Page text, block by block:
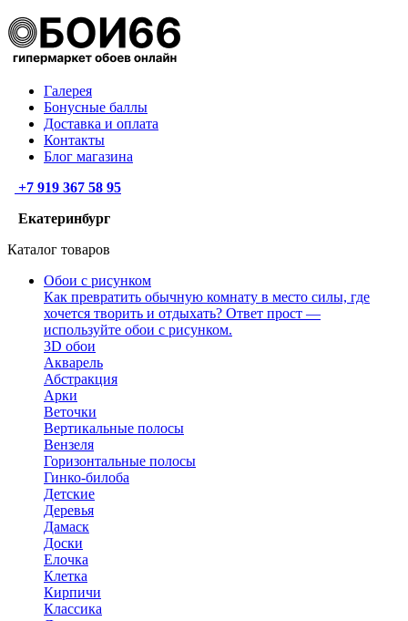
Галерея
Бонусные баллы
Доставка и оплата
Контакты
Блог магазина
+7 919 367 58 95
Екатеринбург
Каталог товаров
Обои с рисунком
Как превратить обычную комнату в место силы, где
хочется творить и отдыхать? Ответ прост —
используйте обои с рисунком.
3D обои
Акварель
Абстракция
Арки
Веточки
Вертикальные полосы
Вензеля
Горизонтальные полосы
Гинко-билоба
Детские
Деревья
Дамаск
Доски
Елочка
Клетка
Кирпичи
Классика